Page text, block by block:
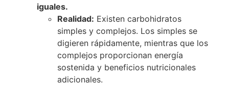
iguales.
Realidad: Existen carbohidratos
simples y complejos. Los simples se
digieren rápidamente, mientras que los
complejos proporcionan energía
sostenida y beneficios nutricionales
adicionales.